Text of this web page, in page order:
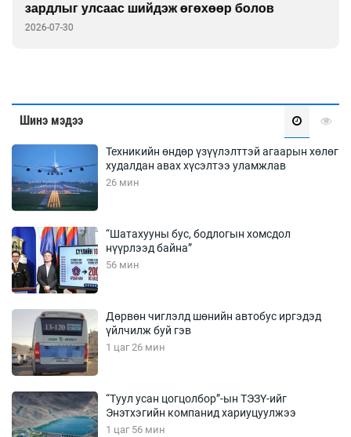
зардлыг улсаас шийдэж өгөхөөр болов
2026-07-30
Шинэ мэдээ
Техникийн өндөр үзүүлэлттэй агаарын хөлөг
худалдан авах хүсэлтээ уламжлав
26 мин
“Шатахууны бус, бодлогын хомсдол
нүүрлээд байна”
56 мин
Дөрвөн чиглэлд шөнийн автобус иргэдэд
үйлчилж буй гэв
1 цаг 26 мин
“Туул усан цогцолбор”-ын ТЭЗҮ-ийг
Энэтхэгийн компанид хариуцуулжээ
1 цаг 56 мин